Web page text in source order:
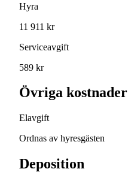
Hyra
11 911 kr
Serviceavgift
589 kr
Övriga kostnader
Elavgift
Ordnas av hyresgästen
Deposition